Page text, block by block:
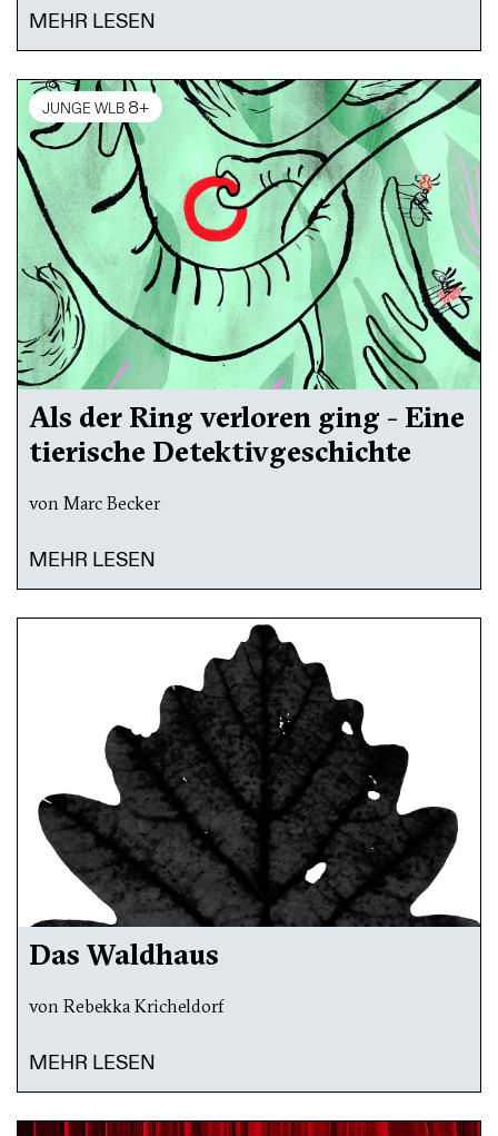
MEHR LESEN
JUNGE WLB 8+
Als der Ring verloren ging - Eine
tierische Detektivgeschichte
von Marc Becker
MEHR LESEN
Das Waldhaus
von Rebekka Kricheldorf
MEHR LESEN